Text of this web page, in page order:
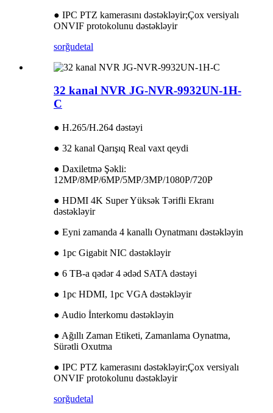
● IPC PTZ kamerasını dəstəkləyir;Çox versiyalı
ONVIF protokolunu dəstəkləyir
sorğudetal
32 kanal NVR JG-NVR-9932UN-1H-
C
● H.265/H.264 dəstəyi
● 32 kanal Qarışıq Real vaxt qeydi
● Daxiletmə Şəkli:
12MP/8MP/6MP/5MP/3MP/1080P/720P
● HDMI 4K Super Yüksək Tərifli Ekranı
dəstəkləyir
● Eyni zamanda 4 kanallı Oynatmanı dəstəkləyin
● 1pc Gigabit NIC dəstəkləyir
● 6 TB-a qədər 4 ədəd SATA dəstəyi
● 1pc HDMI, 1pc VGA dəstəkləyir
● Audio İnterkomu dəstəkləyin
● Ağıllı Zaman Etiketi, Zamanlama Oynatma,
Sürətli Oxutma
● IPC PTZ kamerasını dəstəkləyir;Çox versiyalı
ONVIF protokolunu dəstəkləyir
sorğudetal